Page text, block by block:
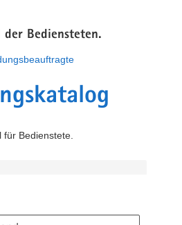
Bediensteten.
Bedienstete.